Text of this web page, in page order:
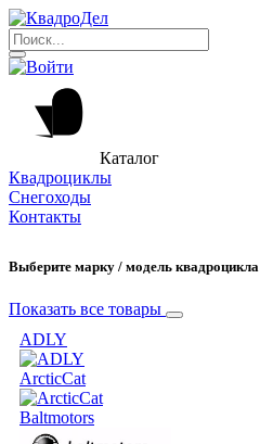
Каталог
Квадроциклы
Снегоходы
Контакты
Выберите марку / модель квадроцикла
Показать все товары
ADLY
ArcticCat
Baltmotors